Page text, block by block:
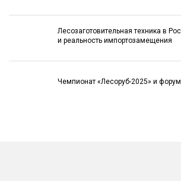
Лесозаготовительная техника в
и реальность импортозамещения
Чемпионат «Лесоруб-2025» и